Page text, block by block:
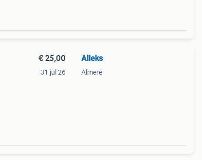
€ 25,00
31 jul 26
Alleks
Almere